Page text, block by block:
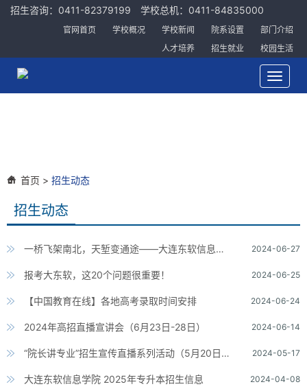
招生咨询：0411-82379199 学校总机：0411-84835000
官网首页 学校概况 学校新闻 院系设置
部门介绍
人才培养
招生就业 校园生活
Toggle
首页 > 招生动态
招生动态
一桥飞架南北，天堑变通途——大连东软信息学院国际升学项目 2024-06-27
报考大东软，这20个问题很重要！ 2024-06-25
【中国教育在线】各地高考录取时间安排 2024-06-24
2024年高招直播宣讲会（6月23日-28日） 2024-06-14
“院长讲专业”招生宣传直播系列活动（5月20日-28日） 2024-05-17
大连东软信息学院 2025年专升本招生信息 2024-04-08